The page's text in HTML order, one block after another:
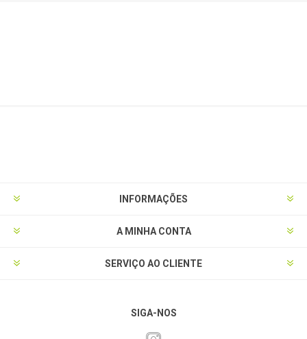
INFORMAÇÕES
A MINHA CONTA
SERVIÇO AO CLIENTE
SIGA-NOS